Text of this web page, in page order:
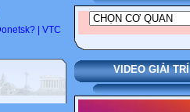
VIDEO GIẢI TRÍ
| VTC